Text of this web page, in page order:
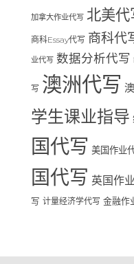
加拿大作业代写 北美代
商科Essay代写 商科代
业代写 数据分析代写
写 澳洲代写
学生课业指导
国代写 美国作业
国代写 英国作
写 计量经济学代写 金融作